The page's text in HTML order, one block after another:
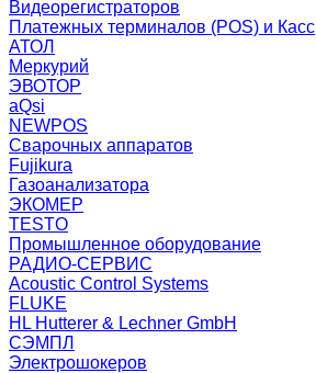
Видеорегистраторов
Платежных терминалов (POS) и Касс
АТОЛ
Меркурий
ЭВОТОР
aQsi
NEWPOS
Сварочных аппаратов
Fujikura
Газоанализатора
ЭКОМЕР
TESTO
Промышленное оборудование
РАДИО-СЕРВИС
Acoustic Control Systems
FLUKE
HL Hutterer & Lechner GmbH
СЭМПЛ
Электрошокеров